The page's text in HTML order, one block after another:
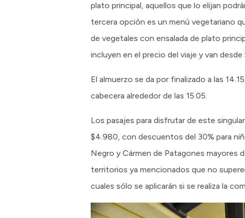
plato principal, aquellos que lo elijan
tercera opción es un menú vegetariano
de vegetales con ensalada de plato
incluyen en el precio del viaje y van
El almuerzo se da por finalizado a las
cabecera alrededor de las 15.05.
Los pasajes para disfrutar de este
$4.980, con descuentos del 30% para
Negro y Cármen de Patagones mayores
territorios ya mencionados que no
cuales sólo se aplicarán si se realiza la